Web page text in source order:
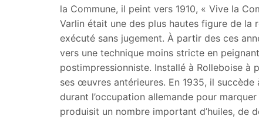
la Commune, il peint vers 1910, « Vive la
Varlin était une des plus hautes figure de la
exécuté sans jugement. À partir des ces
vers une technique moins stricte en
postimpressionniste. Installé à Rolleboise
ses œuvres antérieures. En 1935, il
durant l’occupation allemande pour
produisit un nombre important d’huiles, de